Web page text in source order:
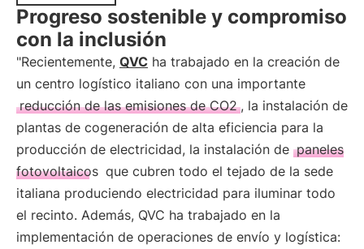
Progreso sostenible y compromiso
con la inclusión
"Recientemente, QVC ha trabajado en la creación de
un centro logístico italiano con una importante
reducción de las emisiones de CO2 , la instalación de
plantas de cogeneración de alta eficiencia para la
producción de electricidad, la instalación de paneles
fotovoltaicos que cubren todo el tejado de la sede
italiana produciendo electricidad para iluminar todo
el recinto. Además, QVC ha trabajado en la
implementación de operaciones de envío y logística: